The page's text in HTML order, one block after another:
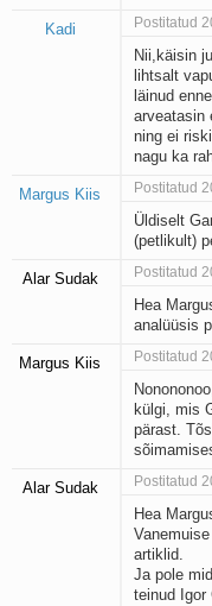
Kadi Postitatud
Nii,käisin
lihtsalt
läinud
arveatasin
ning ei
nagu ka
Margus Kiis Postitatud
Üldiselt
(petlikult)
Alar Sudak Postitatud
Hea
analüüsis
Margus Kiis Postitatud
külgi, mis
pärast.
Alar Sudak Postitatud
Hea
artiklid.
Ja pole
teinud Igor